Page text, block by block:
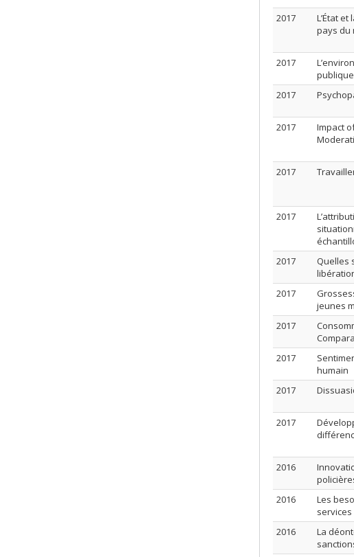
2017
L’État
pays du
2017
2017
2017
Impact
2017
2017
2017
Quelles
2017
jeunes
2017
2017
humain
2017
2017
2016
2016
Les
2016
La